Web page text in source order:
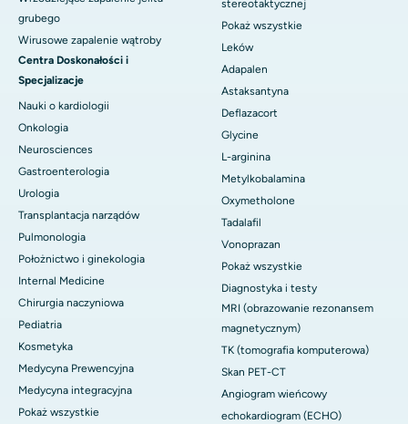
grubego
Wirusowe zapalenie wątroby
Centra Doskonałości i
Specjalizacje
Nauki o kardiologii
Onkologia
Neurosciences
Gastroenterologia
Urologia
Transplantacja narządów
Pulmonologia
Położnictwo i ginekologia
Internal Medicine
Chirurgia naczyniowa
Pediatria
Kosmetyka
Medycyna Prewencyjna
Medycyna integracyjna
Pokaż wszystkie
stereotaktycznej
Pokaż wszystkie
Leków
Adapalen
Astaksantyna
Deflazacort
Glycine
L-arginina
Metylkobalamina
Oxymetholone
Tadalafil
Vonoprazan
Pokaż wszystkie
Diagnostyka i testy
MRI (obrazowanie rezonansem
magnetycznym)
TK (tomografia komputerowa)
Skan PET-CT
Angiogram wieńcowy
echokardiogram (ECHO)